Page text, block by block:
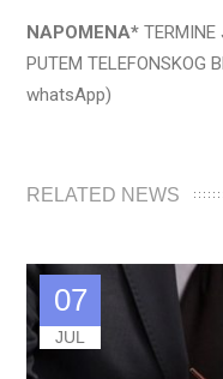
NAPOMENA* TERMINE
PUTEM TELEFONSKOG
whatsApp)
RELATED NEWS
07
JUL